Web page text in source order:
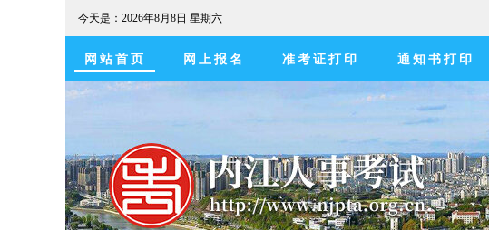
今天是： 2026年8月8日 星期六
网站首页 网上报名 准考证打印 通知书打印